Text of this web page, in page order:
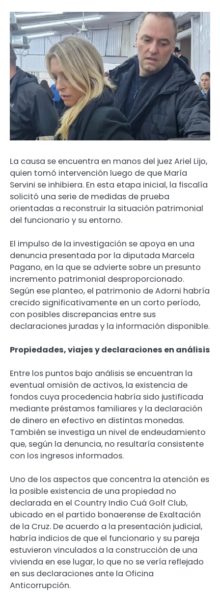
La causa se encuentra en manos del juez Ariel Lijo,
quien tomó intervención luego de que María
Servini se inhibiera. En esta etapa inicial, la fiscalía
solicitó una serie de medidas de prueba
orientadas a reconstruir la situación patrimonial
del funcionario y su entorno.
El impulso de la investigación se apoya en una
denuncia presentada por la diputada Marcela
Pagano, en la que se advierte sobre un presunto
incremento patrimonial desproporcionado.
Según ese planteo, el patrimonio de Adorni habría
crecido significativamente en un corto período,
con posibles discrepancias entre sus
declaraciones juradas y la información disponible.
Propiedades, viajes y declaraciones en análisis
Entre los puntos bajo análisis se encuentran la
eventual omisión de activos, la existencia de
fondos cuya procedencia habría sido justificada
mediante préstamos familiares y la declaración
de dinero en efectivo en distintas monedas.
También se investiga un nivel de endeudamiento
que, según la denuncia, no resultaría consistente
con los ingresos informados.
Uno de los aspectos que concentra la atención es
la posible existencia de una propiedad no
declarada en el Country Indio Cuá Golf Club,
ubicado en el partido bonaerense de Exaltación
de la Cruz. De acuerdo a la presentación judicial,
habría indicios de que el funcionario y su pareja
estuvieron vinculados a la construcción de una
vivienda en ese lugar, lo que no se vería reflejado
en sus declaraciones ante la Oficina
Anticorrupción.